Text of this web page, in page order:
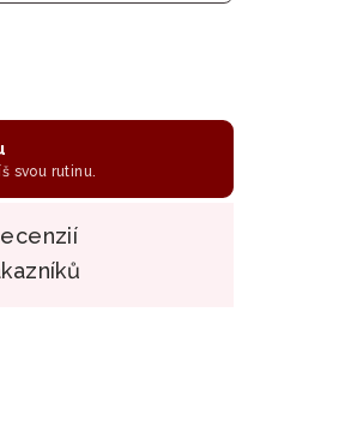
svou rutinu.